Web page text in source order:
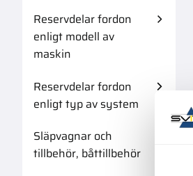
Reservdelar fordon
enligt modell av
maskin
Reservdelar fordon
enligt typ av system
Släpvagnar och
tillbehör, båttillbehör